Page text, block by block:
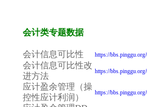
会计类专题数据
会计信息可比性 https://
会计信息可比性改
进方法
https://
应计盈余管理（操
控性应计利润）
https://